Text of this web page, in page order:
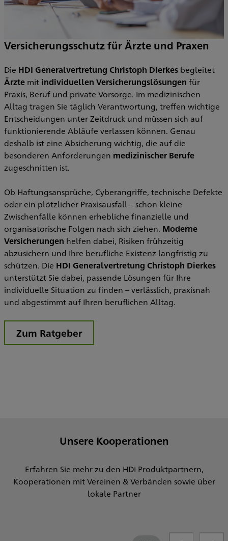
Versicherungsschutz für Ärzte und Praxen
Die HDI Generalvertretung Christoph Dierkes begleitet
Ärzte mit individuellen Versicherungslösungen für
Praxis, Beruf und private Vorsorge. Im medizinischen
Alltag tragen Sie täglich Verantwortung, treffen wichtige
Entscheidungen unter Zeitdruck und müssen sich auf
funktionierende Abläufe verlassen können. Genau
deshalb ist eine Absicherung wichtig, die auf die
besonderen Anforderungen medizinischer Berufe
zugeschnitten ist.
Ob Haftungsansprüche, Cyberangriffe, technische Defekte
oder ein plötzlicher Praxisausfall – schon kleine
Zwischenfälle können erhebliche finanzielle und
organisatorische Folgen nach sich ziehen. Moderne
Versicherungen helfen dabei, Risiken frühzeitig
abzusichern und Ihre berufliche Existenz langfristig zu
schützen. Die HDI Generalvertretung Christoph Dierkes
unterstützt Sie dabei, passende Lösungen für Ihre
individuelle Situation zu finden – verlässlich, praxisnah
und abgestimmt auf Ihren beruflichen Alltag.
Zum Ratgeber
Unsere Kooperationen
Erfahren Sie mehr zu den HDI Produktpartnern,
Kooperationen mit Vereinen & Verbänden sowie über
lokale Partner